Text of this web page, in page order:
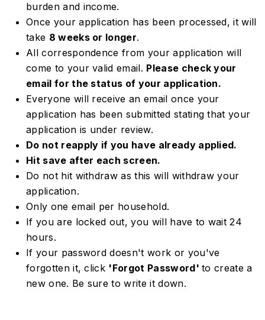
burden and income.
Once your application has been processed, it will
take 8 weeks or longer.
All correspondence from your application will
come to your valid email. Please check your
email for the status of your application.
Everyone will receive an email once your
application has been submitted stating that your
application is under review.
Do not reapply if you have already applied.
Hit save after each screen.
Do not hit withdraw as this will withdraw your
application.
Only one email per household.
If you are locked out, you will have to wait 24
hours.
If your password doesn't work or you've
forgotten it, click 'Forgot Password'to create a
new one. Be sure to write it down.